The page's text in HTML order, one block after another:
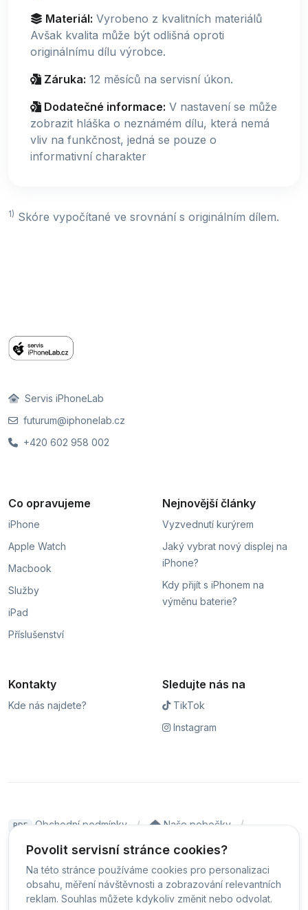
Materiál: Vyrobeno z kvalitních materiálů
Avšak kvalita může být odlišná oproti
originálnímu dílu výrobce.
Záruka: 12 měsíců na servisní úkon.
Dodatečné informace: V nastavení se může
zobrazit hláška o neznámém dílu, která nemá
vliv na funkčnost, jedná se pouze o
informativní charakter
1) Skóre vypočítané ve srovnání s originálním dílem.
Povolit servisní stránce cookies?
Na této stránce používáme cookies pro personalizaci
obsahu, měření návštěvnosti a zobrazování relevantních
reklam. Souhlas můžete kdykoliv změnit nebo odvolat.
Servis iPhoneLab
futurum@iphonelab.cz
+420 602 958 002
Co opravujeme
iPhone
Apple Watch
Macbook
Služby
iPad
Příslušenství
Nejnovější články
Vyzvednutí kurýrem
Jaký vybrat nový displej na
iPhone?
Kdy přijít s iPhonem na
výměnu baterie?
Kontakty
Kde nás najdete?
Sledujte nás na
TikTok
Instagram
PDF Obchodní podmínky
Naše pobočky
Čeština